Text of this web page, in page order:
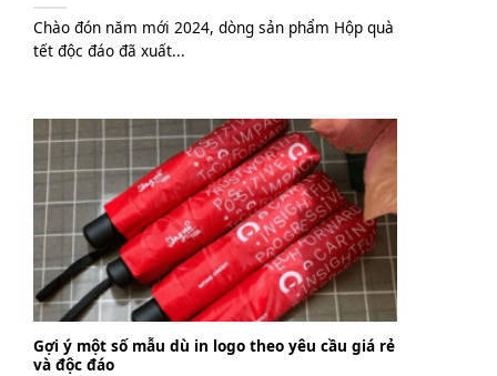
Chào đón năm mới 2024, dòng sản phẩm Hộp quà
tết độc đáo đã xuất...
Gợi ý một số mẫu dù in logo theo yêu cầu giá rẻ
và độc đáo